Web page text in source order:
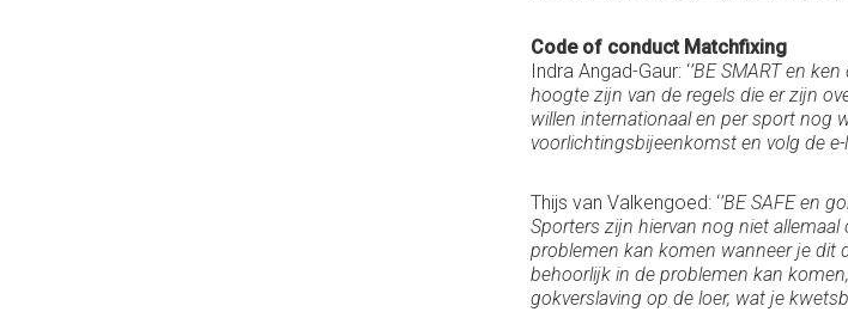
Code of conduct Matchfixing
Indra Angad-Gaur: ‘’BE SMART en
hoogte zijn van de regels die er zijn
willen internationaal en per sport nog
voorlichtingsbijeenkomst en volg de
Thijs van Valkengoed: ‘’BE SAFE en
Sporters zijn hiervan nog niet
problemen kan komen wanneer je dit
behoorlijk in de problemen kan
gokverslaving op de loer, wat je